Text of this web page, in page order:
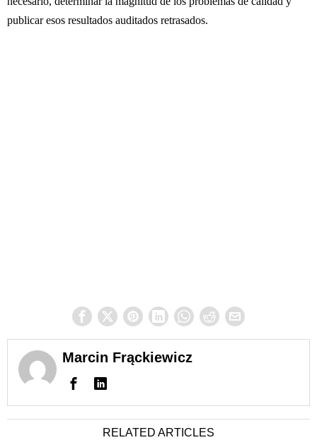
publicar esos resultados auditados retrasados.
Marcin Frąckiewicz
RELATED ARTICLES